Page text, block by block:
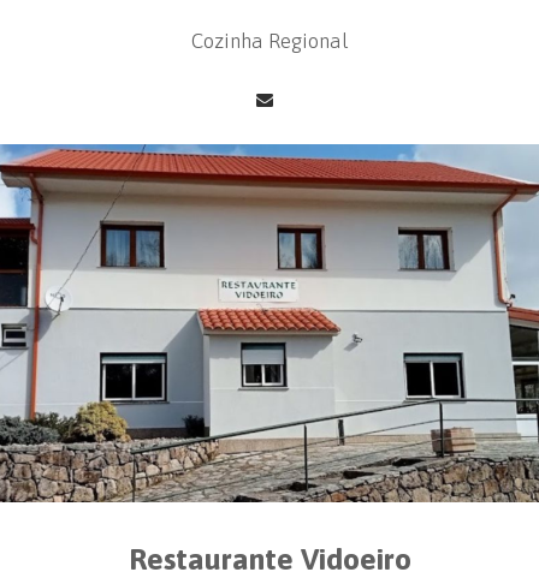
Cozinha Regional
Restaurante Vidoeiro